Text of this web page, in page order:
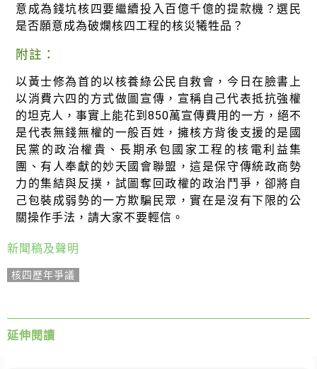
意成為錢坑核四要繼續投入百億千億的提款機？選民
是否願意成為破爛核四工程的核災犧牲品？
附註：
以黃士修為首的以核養綠公民自救會，今日在臉書上
以消費六四的方式做圖宣傳，宣稱自己代表抵抗強權
的坦克人，事實上能花到850萬宣傳費用的一方，絕不
是代表無錢無權的一般百姓，擁核方背後支援的是國
民黨的政治權貴、長期承包國家工程的核電利益集
團、有人奉獻的妙天國會聯盟，這是保守傳統政商勢
力的集結與反撲，試圖奪回政權的政治鬥爭，卻將自
己包裝成弱勢的一方欺騙民眾，實在是沒有下限的公
關操作手法，請大家不要輕信。
新聞稿及聲明
核四歷年爭議
延伸閱讀